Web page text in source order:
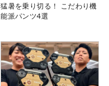
猛暑を乗り切る！ こだわり機
能派パンツ4選